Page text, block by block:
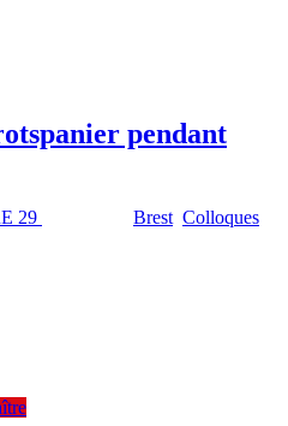
pendant
29 Brest Colloques